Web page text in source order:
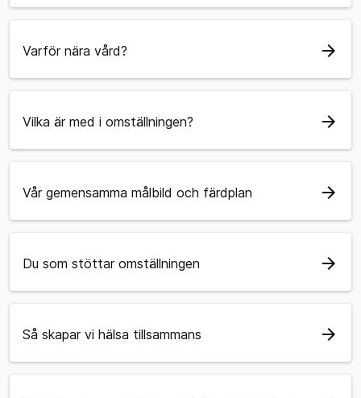
Varför nära vård? arrow_forward
Vilka är med i omställningen? arrow_forward
Vår gemensamma målbild och färdplan arrow_forward
Du som stöttar omställningen arrow_forward
Så skapar vi hälsa tillsammans arrow_forward